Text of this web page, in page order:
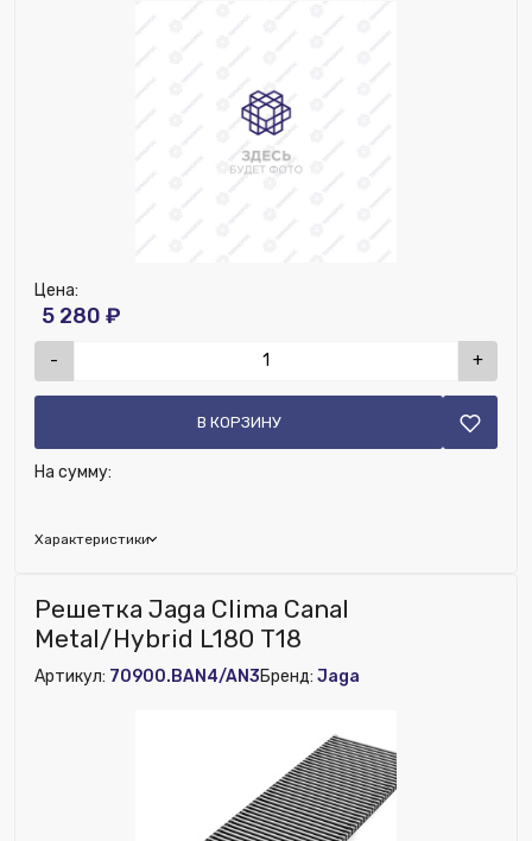
Характеристики
Цена:
5 280 ₽
- +
В КОРЗИНУ
На сумму:
Глубина (мм):210
Ширина (мм): 400
Высота (мм):
Решетка Jaga Clima Canal
Metal/Hybrid L180 T18
Артикул: 70900.BAN4/AN3Бренд: Jaga